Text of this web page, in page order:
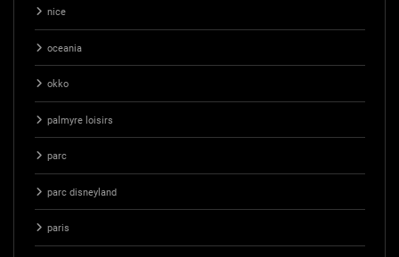
nice
oceania
okko
palmyre loisirs
parc
parc disneyland
paris